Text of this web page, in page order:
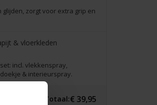
zorgt voor extra grip en
& vloerkleden
incl. vlekkenspray,
& interieurspray.
Totaal:€ 39,95